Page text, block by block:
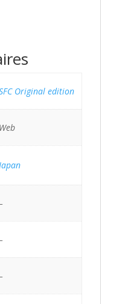
Original edition
Web